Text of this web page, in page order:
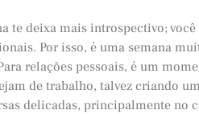
te deixa mais introspectivo;
Por isso, é uma semana
relações pessoais, é um
de trabalho, talvez criando
delicadas, principalmente no